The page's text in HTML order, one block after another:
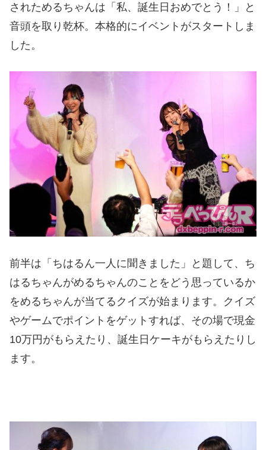
されためるちゃんは「私、誕生日おめでとう！」と
音頭を取り乾杯。本格的にイベントがスタートしま
した。
前半は「ちはるん一人に聞きました」と題して、ち
はるちゃんがめるちゃんのことをどう思っているか
をめるちゃんが当てるクイズが始まります。クイズ
やゲームでポイントをゲットすれば、その場で現金
10万円がもらえたり、誕生日ケーキがもらえたりし
ます。